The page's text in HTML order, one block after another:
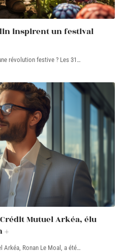
inspirent un festival
révolution festive ? Les 31 …
Mutuel Arkéa, élu
+
Arkéa, Ronan Le Moal, a été…